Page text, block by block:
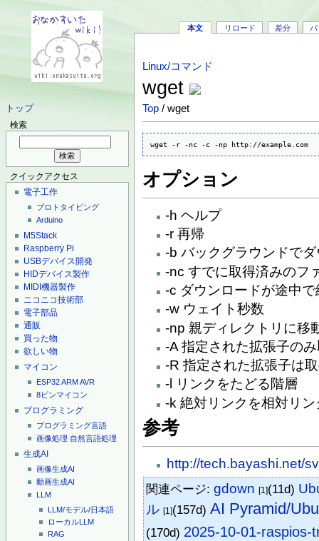
トップ
検索
クイックアクセス
電子工作
プロトタイピング
Arduino
M5Stack
Raspberry Pi
USBデバイス開発
HIDデバイス製作
MIDI機器製作
ニコニコ技術部
電子部品
通販
買った物
欲しい物
マイコン
ESP32ARMAVR
8ピンマイコン
プログラミング
プログラミング言語
画像処理 自然言語処理
生成AI
画像生成AI
動画生成AI
LLM
LLM/モデル/日本語
ローカルLLM
RAG
本文 リロード 差分 バ
Linux/コマンド
wget
Top / wget
wget -r -nc -c -np http://example.com
オプション
-h ヘルプ
-r 再帰
-b バックグラウンドで
-nc すでに取得済みのフ
-c ダウンロードが途中
-w ウェイト秒数
-np 親ディレクトリに移
-A 指定された拡張子の
-R 指定された拡張子は
-l リンクをたどる階層
-k 絶対リンクを相対リ
参考
http://tech.bayashi.net/
関連ページ:gdown [1](11d)
ル [1](157d)AI Pyramid/
(170d) 2025-10-01-raspios-